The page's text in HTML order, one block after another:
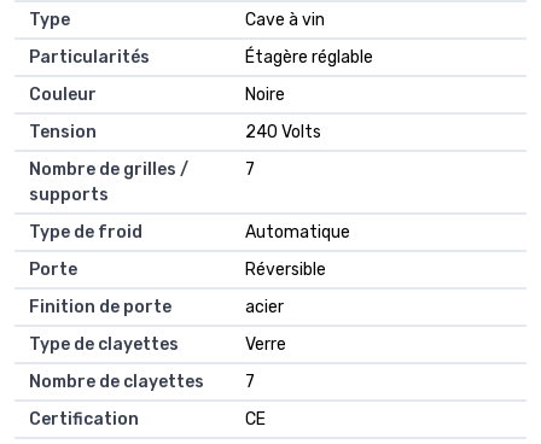
Type
‎Cave à vin
Particularités
‎Étagère réglable
Couleur
‎Noire
Tension
‎240 Volts
Nombre de grilles /
supports
‎7
Type de froid
‎Automatique
Porte
‎Réversible
Finition de porte
‎acier
Type de clayettes
‎Verre
Nombre de clayettes
‎7
Certification
‎CE